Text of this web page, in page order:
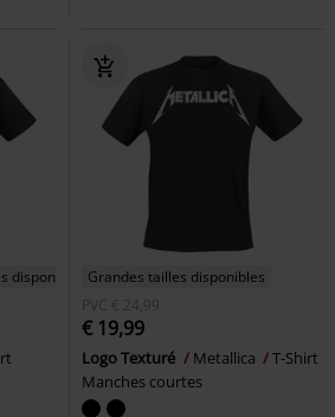
disponibles
Grandes tailles disponibles
PVC € 24,99
€ 19,99
Logo Texturé Metallica
T-Shirt
Manches courtes